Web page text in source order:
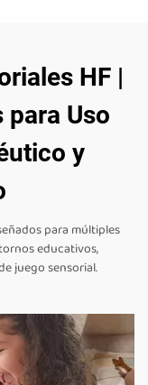
HF |
para Uso
y
para múltiples
educativos,
juego sensorial.